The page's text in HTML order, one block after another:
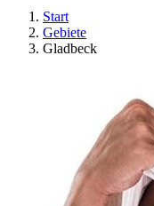
Start
Gebiete
Gladbeck